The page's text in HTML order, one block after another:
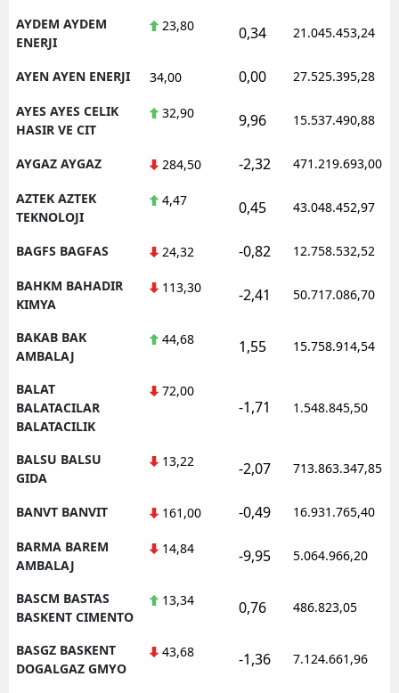
AYDEM AYDEM
ENERJI
23,80 0,34 21.045.453,24
AYEN AYEN ENERJI 34,00 0,00 27.525.395,28
AYES AYES CELIK
HASIR VE CIT
32,90 9,96 15.537.490,88
AYGAZ AYGAZ 284,50 -2,32 471.219.693,00
AZTEK AZTEK
TEKNOLOJI
4,47 0,45 43.048.452,97
BAGFS BAGFAS 24,32 -0,82 12.758.532,52
BAHKM BAHADIR
KIMYA
113,30 -2,41 50.717.086,70
BAKAB BAK
AMBALAJ
44,68 1,55 15.758.914,54
BALAT
BALATACILAR
BALATACILIK
72,00
-1,71 1.548.845,50
BALSU BALSU
GIDA
13,22 -2,07 713.863.347,85
BANVT BANVIT 161,00 -0,49 16.931.765,40
BARMA BAREM
AMBALAJ
14,84 -9,95 5.064.966,20
BASCM BASTAS
BASKENT CIMENTO
13,34 0,76 486.823,05
BASGZ BASKENT
DOGALGAZ GMYO
43,68 -1,36 7.124.661,96